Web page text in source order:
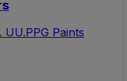
UU.PPG Paints